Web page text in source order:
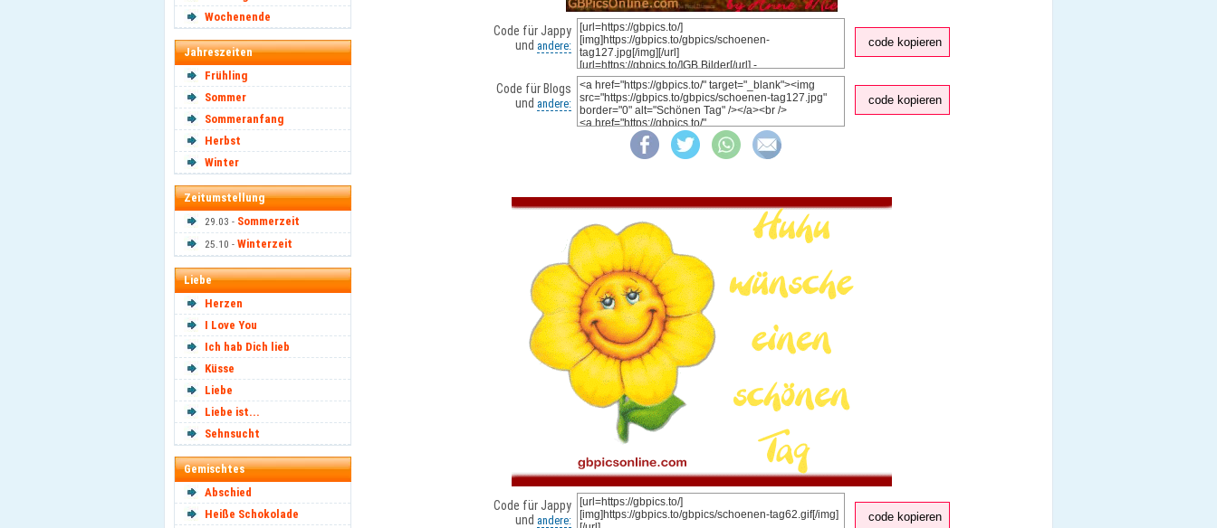
Wochenende
Jahreszeiten
Frühling
Sommer
Sommeranfang
Herbst
Winter
Zeitumstellung
29.03 - Sommerzeit
25.10 - Winterzeit
Liebe
Herzen
I Love You
Ich hab Dich lieb
Küsse
Liebe
Liebe ist...
Sehnsucht
Gemischtes
Abschied
Heiße Schokolade
Code für Jappy
und andere: code kopieren
Code für Blogs
und andere: code kopieren
Code für Jappy
und andere: code kopieren